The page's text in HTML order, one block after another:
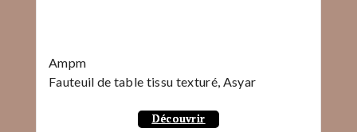
Ampm
Fauteuil de table tissu texturé, Asyar
Découvrir